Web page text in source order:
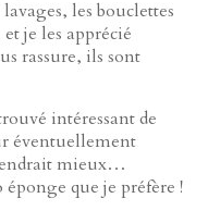
les bouclettes
je les apprécié
rassure, ils sont
intéressant de
éventuellement
mieux…
que je préfère !